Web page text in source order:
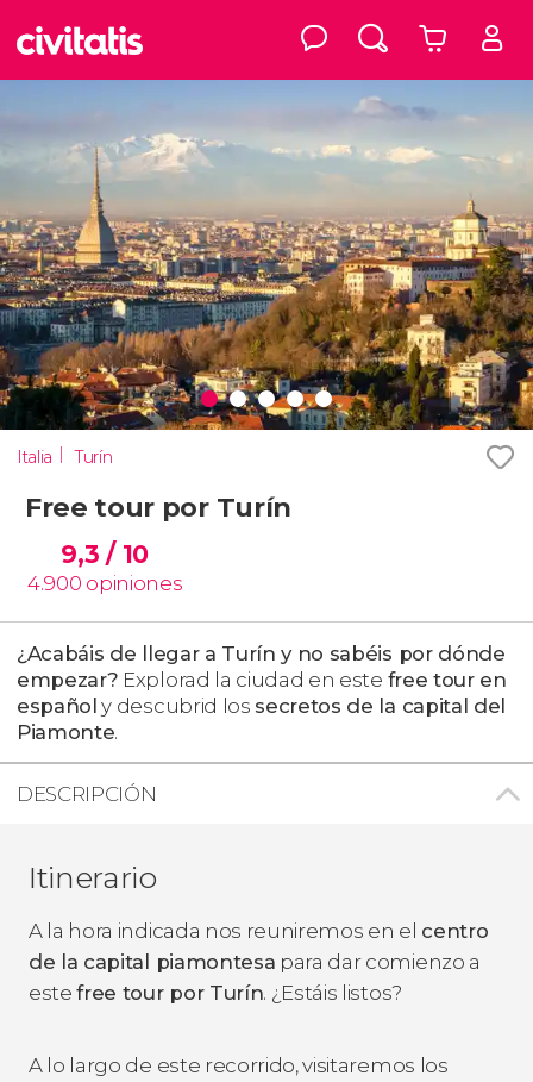
Italia Turín
Free tour por Turín
9,3/ 10
4.900 opiniones
¿Acabáis de llegar a Turín y no sabéis por dónde
empezar? Explorad la ciudad en este free tour en
español y descubrid los secretos de la capital del
Piamonte.
DESCRIPCIÓN
Itinerario
A la hora indicada nos reuniremos en el centro
de la capital piamontesa para dar comienzo a
estefree tour por Turín. ¿Estáis listos?
A lo largo de este recorrido, visitaremos los